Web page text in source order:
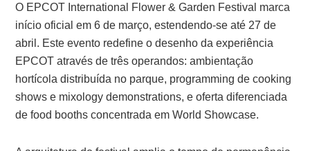
O EPCOT International Flower & Garden Festival marca
início oficial em 6 de março, estendendo-se até 27 de
abril. Este evento redefine o desenho da experiência
EPCOT através de três operandos: ambientação
hortícola distribuída no parque, programming de cooking
shows e mixology demonstrations, e oferta diferenciada
de food booths concentrada em World Showcase.